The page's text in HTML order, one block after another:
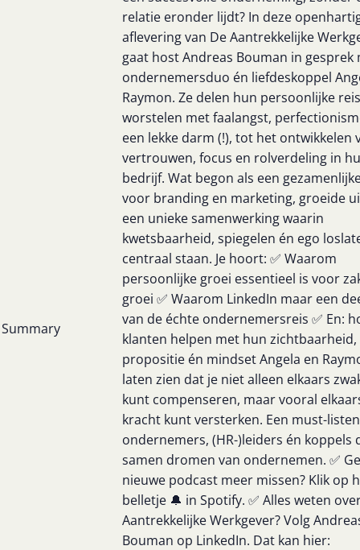
Summary
relatie eronder lijdt? In deze
aflevering van De Aantrekkelijke
gaat host Andreas Bouman in gesprek
ondernemersduo én liefdeskoppel
Raymon. Ze delen hun persoonlijke
worstelen met faalangst,
een lekke darm (!), tot het ontwikkelen
vertrouwen, focus en rolverdeling in
bedrijf. Wat begon als een
voor branding en marketing, groeide
een unieke samenwerking waarin
kwetsbaarheid, spiegelen én ego
centraal staan. Je hoort: ✅ Waarom
persoonlijke groei essentieel is voor
groei ✅ Waarom LinkedIn maar een
van de échte ondernemersreis ✅ En:
klanten helpen met hun zichtbaarheid,
propositie én mindset Angela en
laten zien dat je niet alleen elkaars
kunt compenseren, maar vooral
kracht kunt versterken. Een must-
ondernemers, (HR-)leiders én koppels
samen dromen van ondernemen. ✅
nieuwe podcast meer missen? Klik op
belletje 🔔 in Spotify. ✅ Alles weten
Aantrekkelijke Werkgever? Volg
Bouman op LinkedIn. Dat kan hier: